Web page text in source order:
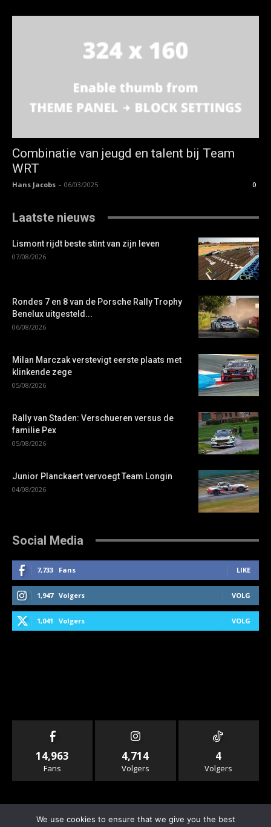
Combinatie van jeugd en talent bij Team
WRT
Hans Jacobs - 06/03/2025 0
Laatste nieuws
Lismont rijdt beste stint van zijn leven
07/08/2026
Rondes 7 en 8 van de Porsche Rally Trophy
Benelux uitgesteld...
06/08/2026
Milan Marczak verstevigt eerste plaats met
klinkende zege
05/08/2026
Rally van Staden: Verschueren versus de
familie Pex
05/08/2026
Junior Planckaert vervoegt Team Longin
04/08/2026
Social Media
7,733 Fans LIKE
1,947 Volgers VOLG
1,041 Volgers VOLG
14,963
Fans
4,714
Volgers
4
Volgers
We use cookies to ensure that we give you the best